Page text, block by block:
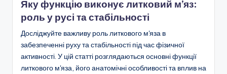
Яку функцію виконує литковий м’яз:
роль у русі та стабільності
Досліджуйте важливу роль литкового м'яза в
забезпеченні руху та стабільності під час фізичної
активності. У цій статті розглядаються основні функції
литкового м'яза, його анатомічні особливості та вплив на